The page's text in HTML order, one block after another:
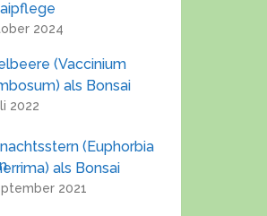
2024
(Vaccinium
als Bonsai
2022
(Euphorbia
als Bonsai
2021